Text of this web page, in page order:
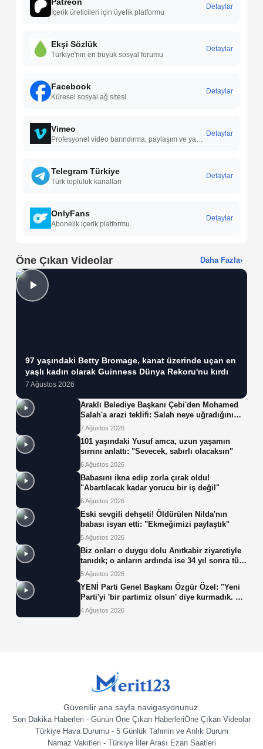
İçerik üreticileri için üyelik platformu
Detaylar
Ekşi Sözlük
Türkiye'nin en büyük sosyal forumu
Detaylar
Facebook
Küresel sosyal ağ sitesi
Detaylar
Vimeo Detaylar
Telegram Türkiye
Türk topluluk kanalları
Detaylar
OnlyFans
Abonelik içerik platformu
Detaylar
Öne Çıkan Videolar Daha Fazla›
97 yaşındaki Betty Bromage, kanat üzerinde uçan en
yaşlı kadın olarak Guinness Dünya Rekoru'nu kırdı
7 Ağustos 2026
Araklı Belediye Başkanı Çebi'den Mohamed
Salah'a arazi teklifi: Salah neye uğradığını
şaşırdı!
7 Ağustos 2026
101 yaşındaki Yusuf amca, uzun yaşamın
sırrını anlattı: "Sevecek, sabırlı olacaksın"
6 Ağustos 2026
Babasını ikna edip zorla çırak oldu!
"Abartılacak kadar yorucu bir iş değil"
6 Ağustos 2026
Eski sevgili dehşeti! Öldürülen Nilda'nın
babası isyan etti: "Ekmeğimizi paylaştık"
5 Ağustos 2026
Biz onları o duygu dolu Anıtkabir ziyaretiyle
tanıdık; o anların ardında ise 34 yıl sonra tüp
bebek tedavisiyle gelen çifte mucize yatıyor.
5 Ağustos 2026
YENİ Parti Genel Başkanı Özgür Özel: "Yeni
Parti'yi 'bir partimiz olsun' diye kurmadık. Biz
yeni partiyi iktidar olsun, milleti iktidara
4 Ağustos 2026
Güvenilir ana sayfa navigasyonunuz.
Son Dakika Haberleri - Günün Öne Çıkan HaberleriÖne Çıkan Videolar
Türkiye Hava Durumu - 5 Günlük Tahmin ve Anlık Durum
Namaz Vakitleri - Türkiye İller Arası Ezan Saatleri